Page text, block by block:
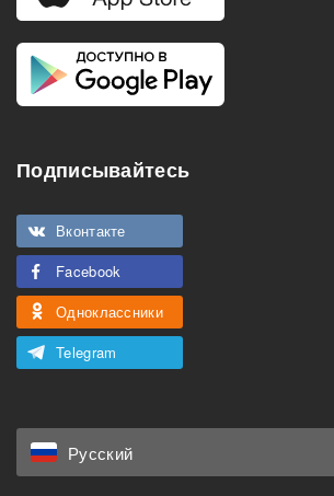
Подписывайтесь
Вконтакте
Facebook
Одноклассники
Telegram
Русский